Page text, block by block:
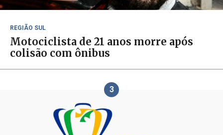
REGIÃO SUL
Motociclista de 21 anos morre após
colisão com ônibus
3